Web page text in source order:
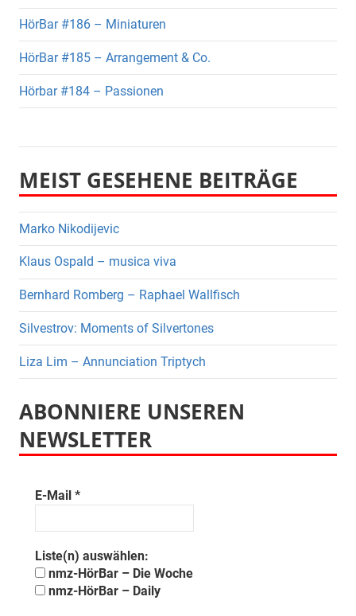
HörBar #186 – Miniaturen
HörBar #185 – Arrangement & Co.
Hörbar #184 – Passionen
MEIST GESEHENE BEITRÄGE
Marko Nikodijevic
Klaus Ospald – musica viva
Bernhard Romberg – Raphael Wallfisch
Silvestrov: Moments of Silvertones
Liza Lim – Annunciation Triptych
ABONNIERE UNSEREN
NEWSLETTER
E-Mail *
Liste(n) auswählen:
nmz-HörBar – Die Woche
nmz-HörBar – Daily